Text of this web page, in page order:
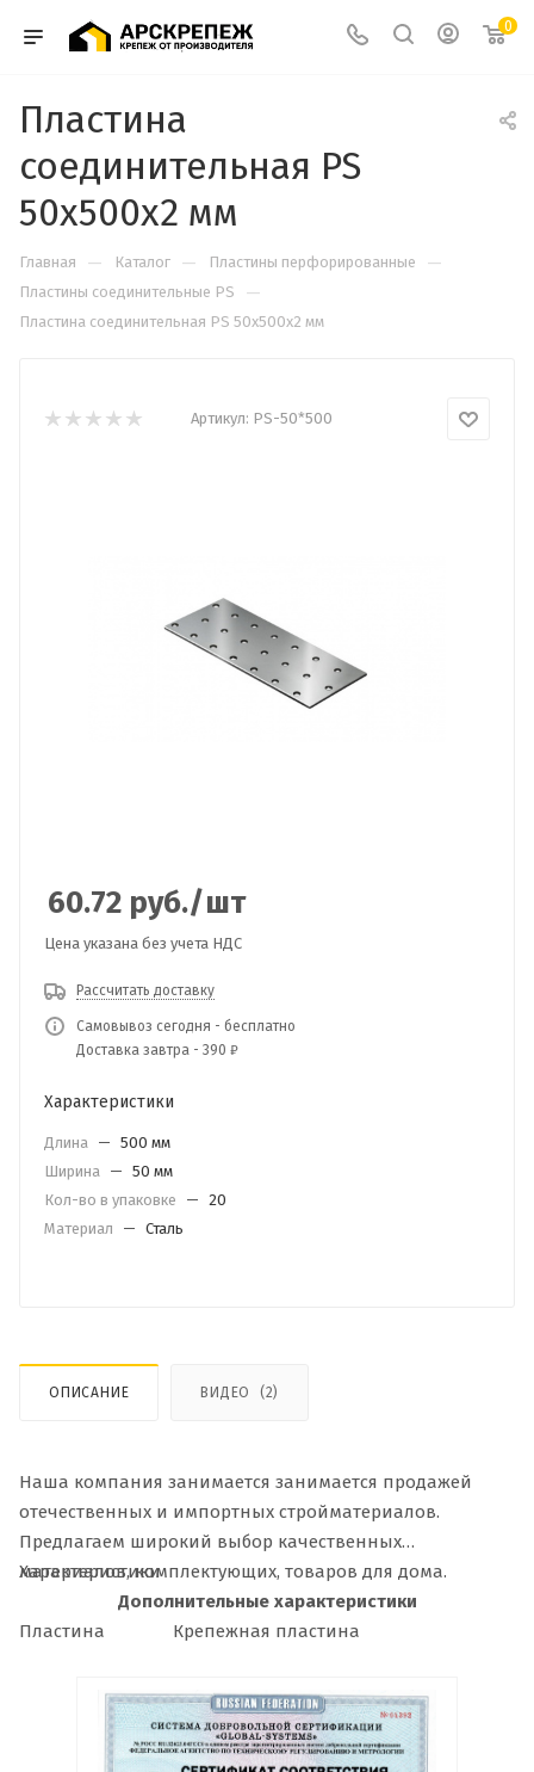
0
Пластина
соединительная PS
50х500х2 мм
Главная — Каталог — Пластины перфорированные —
Пластины соединительные PS —
Пластина соединительная PS 50х500х2 мм
Артикул: PS-50*500
60.72 руб./шт
Цена указана без учета НДС
Рассчитать доставку
Самовывоз сегодня - бесплатно
Доставка завтра - 390 ₽
Характеристики
Длина — 500 мм
Ширина — 50 мм
Кол-во в упаковке
— 20
Материал
— Сталь
ОПИСАНИЕ ВИДЕО (2)
Наша компания занимается занимается продажей
отечественных и импортных стройматериалов.
Предлагаем широкий выбор качественных
материалов, комплектующих, товаров для дома.
Характеристики
Дополнительные характеристики
Пластина
Крепежная пластина